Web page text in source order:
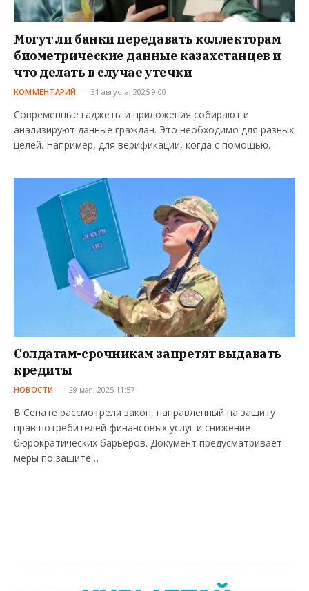
Могут ли банки передавать коллекторам
биометрические данные казахстанцев и
что делать в случае утечки
КОММЕНТАРИЙ 31 августа, 2025 9:00
Современные гаджеты и приложения собирают и
анализируют данные граждан. Это необходимо для разных
целей. Например, для верификации, когда с помощью…
Солдатам-срочникам запретят выдавать
кредиты
НОВОСТИ 29 мая, 2025 11:57
В Сенате рассмотрели закон, направленный на защиту
прав потребителей финансовых услуг и снижение
бюрократических барьеров. Документ предусматривает
меры по защите…